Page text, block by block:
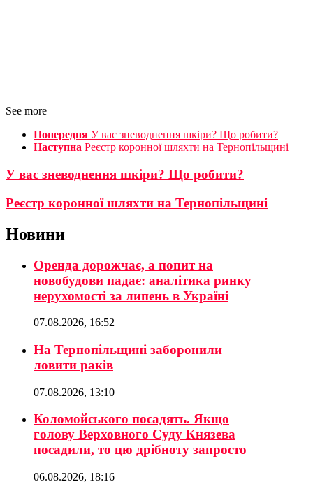
See more
Попередня У вас зневоднення шкіри? Що робити?
Наступна Реєстр коронної шляхти на Тернопільщині
У вас зневоднення шкіри? Що робити?
Реєстр коронної шляхти на Тернопільщині
Новини
Оренда дорожчає, а попит на
новобудови падає: аналітика ринку
нерухомості за липень в Україні
07.08.2026, 16:52
На Тернопільщині заборонили
ловити раків
07.08.2026, 13:10
Коломойського посадять. Якщо
голову Верховного Суду Князева
посадили, то цю дрібноту запросто
06.08.2026, 18:16